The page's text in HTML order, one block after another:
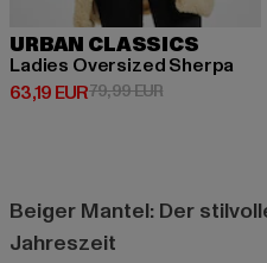
URBAN CLASSICS
Ladies Oversized Sherpa
63,19 EUR
Derzeitiger Preis: 63,19 EUR
79,99 EURAktionspreis:
Beiger Mantel: Der
Jahreszeit